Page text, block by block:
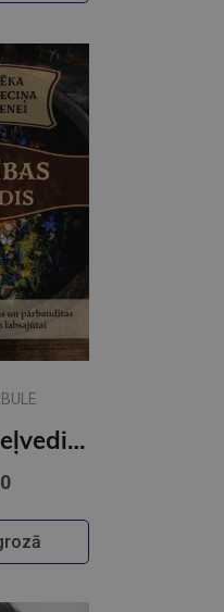
Veselības ceļvedis. Dabas spēka mājas aptieciņa visai ģimenei